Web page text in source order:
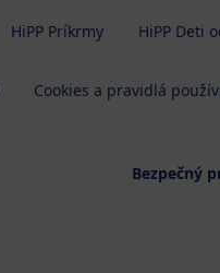
HiPP Príkrmy HiPP Deti
Cookies a pravidlá
Bezpečný